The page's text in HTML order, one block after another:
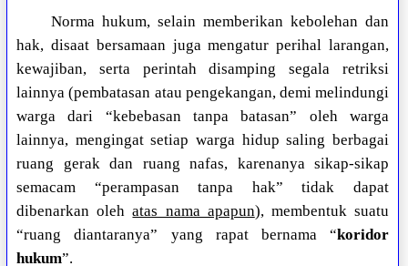
Norma hukum, selain memberikan kebolehan dan
hak, disaat bersamaan juga mengatur perihal larangan,
kewajiban, serta perintah disamping segala retriksi
lainnya (pembatasan atau pengekangan, demi melindungi
warga dari “kebebasan tanpa batasan” oleh warga
lainnya, mengingat setiap warga hidup saling berbagai
ruang gerak dan ruang nafas, karenanya sikap-sikap
semacam “perampasan tanpa hak” tidak dapat
dibenarkan olehatas nama apapun), membentuk suatu
“ruang diantaranya” yang rapat bernama “koridor
hukum”.